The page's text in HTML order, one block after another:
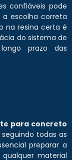
confiáveis pode
a escolha correta
na resina certa é
do sistema de
prazo das
para concreto
todas as
preparar a
material